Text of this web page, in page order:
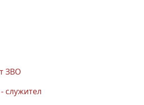
ЗВО
служител